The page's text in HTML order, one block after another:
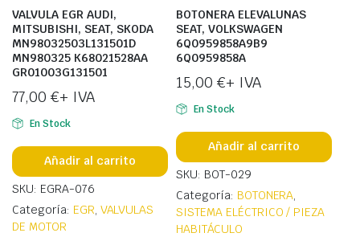
VALVULA EGR AUDI,
MITSUBISHI, SEAT, SKODA
MN98032503L131501D
MN980325 K68021528AA
GR01003G131501
77,00 €+ IVA
En Stock
Añadir al carrito
SKU: EGRA-076
Categoría: EGR, VALVULAS
DE MOTOR
BOTONERA ELEVALUNAS
SEAT, VOLKSWAGEN
6Q0959858A9B9
6Q0959858A
15,00 €+ IVA
En Stock
Añadir al carrito
SKU: BOT-029
Categoría: BOTONERA,
SISTEMA ELÉCTRICO / PIEZA
HABITÁCULO